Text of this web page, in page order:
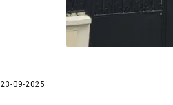
23-09-2025